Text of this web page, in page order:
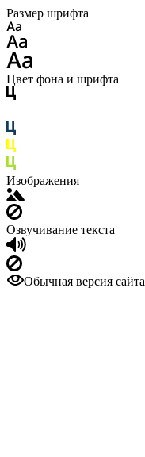
Размер шрифта
Цвет фона и шрифта
Изображения
Озвучивание текста
Обычная версия сайта